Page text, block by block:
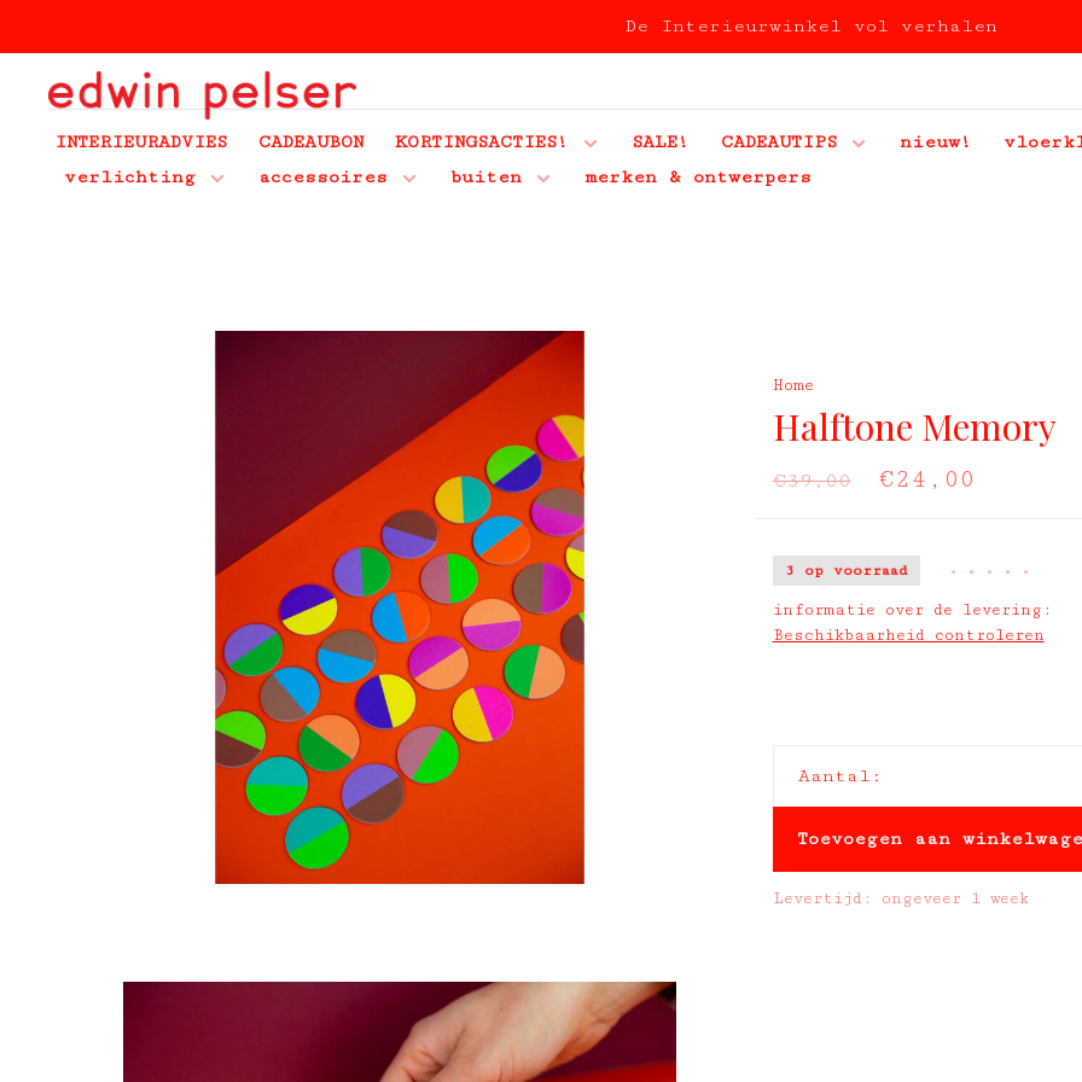
De Interieurwinkel vol verhalen
INTERIEURADVIES CADEAUBON KORTINGSACTIES! SALE! CADEAUTIPS nieuw!
verlichting
accessoires buiten merken & ontwerpers
Home
Halftone Memory
€39,00 €24,00
3 op voorraad • • • • •
informatie over de levering:
Beschikbaarheid controleren
Aantal:
Toevoegen aan
Levertijd: ongeveer 1 week